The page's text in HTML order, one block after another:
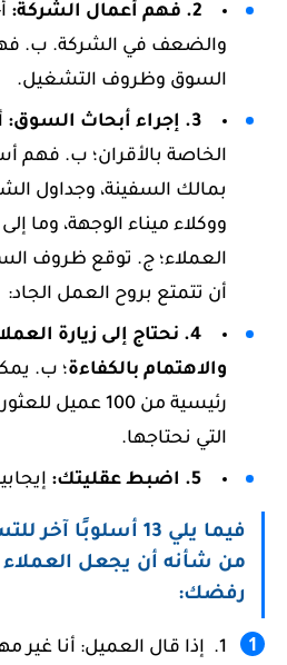
2. فهم أعمال الشركة:
والضعف في الشركة. ب.
السوق وظروف التشغيل.
3. إجراء أبحاث السوق:
الخاصة بالأقران؛ ب. فهم
بمالك السفينة، وجداول
ووكلاء ميناء الوجهة، وما
العملاء؛ ج. توقع ظروف
أن تتمتع بروح العمل الجاد:
4. نحتاج إلى زيارة
والاهتمام بالكفاءة
رئيسية من 100
التي نحتاجها.
5. اضبط عقليتك:
فيما يلي 13 أسلوبًا
من شأنه أن يجعل العملاء
رفضك:
إذا قال العميل: أنا غير